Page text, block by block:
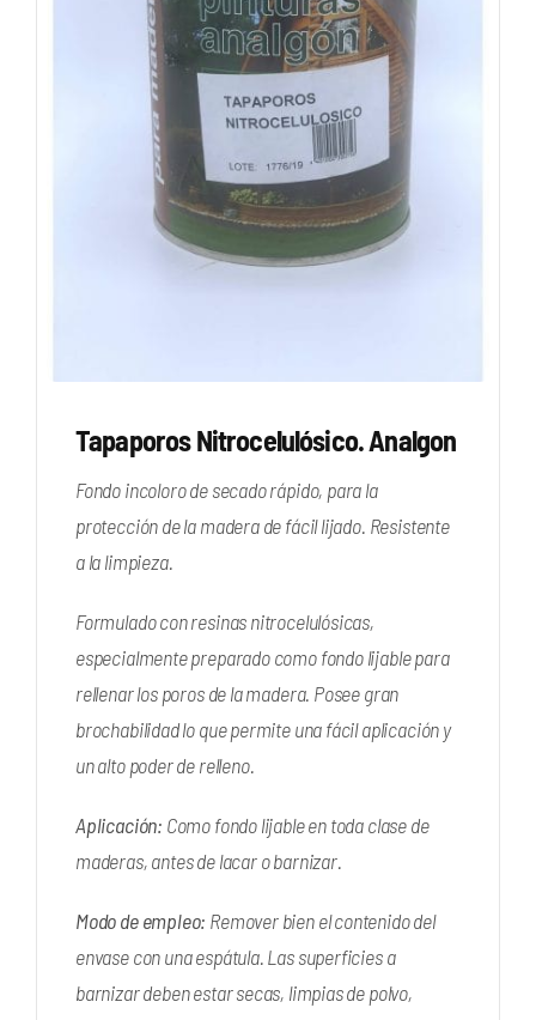
Tapaporos Nitrocelulósico. Analgon
Fondo incoloro de secado rápido, para la
protección de la madera de fácil lijado. Resistente
a la limpieza.
Formulado con resinas nitrocelulósicas,
especialmente preparado como fondo lijable para
rellenar los poros de la madera. Posee gran
brochabilidad lo que permite una fácil aplicación y
un alto poder de relleno.
Aplicación: Como fondo lijable en toda clase de
maderas, antes de lacar o barnizar.
Modo de empleo: Remover bien el contenido del
envase con una espátula. Las superficies a
barnizar deben estar secas, limpias de polvo,